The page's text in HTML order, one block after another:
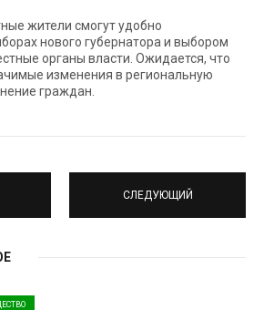
жители смогут удобно
нового губернатора и выбором
органы власти. Ожидается, что
изменения в региональную
граждан.
СЛЕДУЮЩИЙ